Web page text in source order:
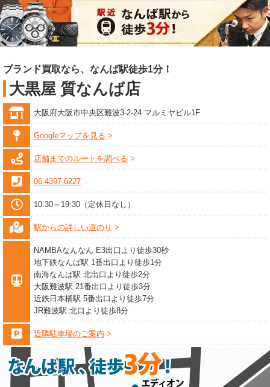
ブランド買取なら、なんば駅徒歩1分！
大黒屋 質なんば店
大阪府大阪市中央区難波3-2-24 マルミヤビル1F
Googleマップを見る
店舗までのルートを調べる
06-4397-6227
10:30～19:30（定休日なし）
駅からの詳しい道のり
NAMBAなんなん E3出口より徒歩30秒
地下鉄なんば駅 1番出口より徒歩1分
南海なんば駅 北出口より徒歩2分
大阪難波駅 21番出口より徒歩3分
近鉄日本橋駅 5番出口より徒歩7分
JR難波駅 北口より徒歩8分
近隣駐車場のご案内